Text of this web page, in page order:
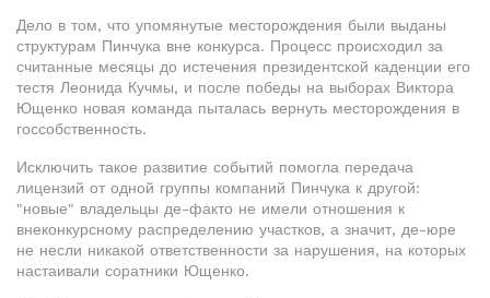
Дело в том, что упомянутые месторождения были выданы
структурам Пинчука вне конкурса. Процесс происходил за
считанные месяцы до истечения президентской каденции его
тестя Леонида Кучмы, и после победы на выборах Виктора
Ющенко новая команда пыталась вернуть месторождения в
госсобственность.
Исключить такое развитие событий помогла передача
лицензий от одной группы компаний Пинчука к другой:
"новые" владельцы де-факто не имели отношения к
внеконкурсному распределению участков, а значит, де-юре
не несли никакой ответственности за нарушения, на которых
настаивали соратники Ющенко.